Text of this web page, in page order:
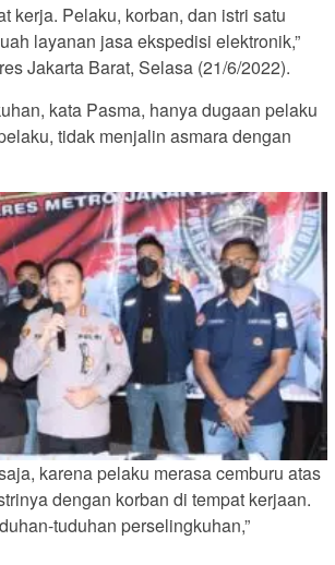
kerja. Pelaku, korban, dan istri satu
layanan jasa ekspedisi elektronik,”
Jakarta Barat, Selasa (21/6/2022).
kata Pasma, hanya dugaan pelaku
tidak menjalin asmara dengan
karena pelaku merasa cemburu atas
dengan korban di tempat kerjaan.
tuduhan perselingkuhan,”